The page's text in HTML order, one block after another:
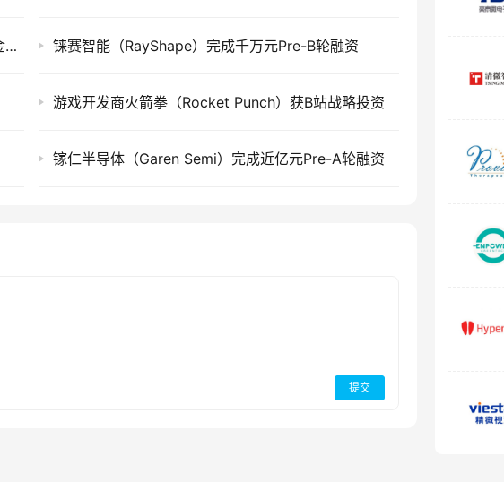
埃顿能源（Aden Energies）获红杉中国新基建基金投资 铼赛智能（RayShape）完成千万元Pre-B轮融资
游戏开发商火箭拳（Rocket Punch）获B站战略投资
镓仁半导体（Garen Semi）完成近亿元Pre-A轮融资
提交